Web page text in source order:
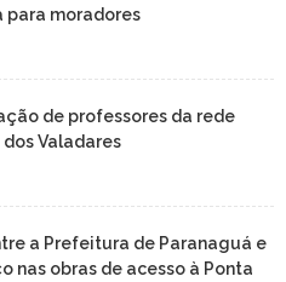
para moradores
de professores da rede
Valadares
a Prefeitura de Paranaguá e
nas obras de acesso à Ponta